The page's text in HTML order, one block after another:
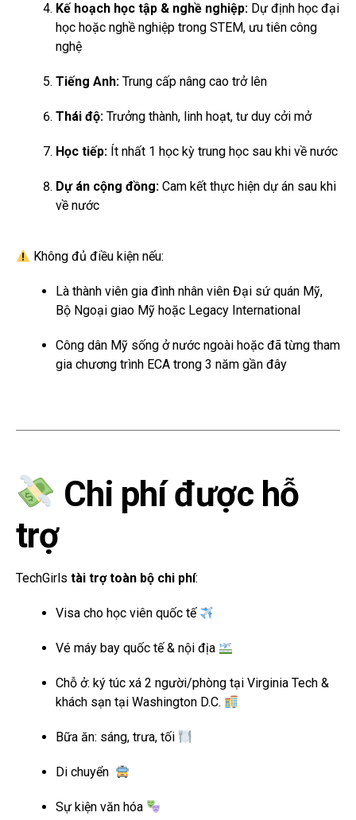
Kế hoạch học tập & nghề nghiệp: Dự định học đại
học hoặc nghề nghiệp trong STEM, ưu tiên công
nghệ
Tiếng Anh: Trung cấp nâng cao trở lên
Thái độ: Trưởng thành, linh hoạt, tư duy cởi mở
Học tiếp: Ít nhất 1 học kỳ trung học sau khi về nước
Dự án cộng đồng: Cam kết thực hiện dự án sau khi
về nước
Không đủ điều kiện nếu:
Là thành viên gia đình nhân viên Đại sứ quán Mỹ,
Bộ Ngoại giao Mỹ hoặc Legacy International
Công dân Mỹ sống ở nước ngoài hoặc đã từng tham
gia chương trình ECA trong 3 năm gần đây
Chi phí được hỗ
trợ
TechGirls tài trợ toàn bộ chi phí:
Visa cho học viên quốc tế
Vé máy bay quốc tế & nội địa
Chỗ ở: ký túc xá 2 người/phòng tại Virginia Tech &
khách sạn tại Washington D.C.
Bữa ăn: sáng, trưa, tối
Di chuyển
Sự kiện văn hóa